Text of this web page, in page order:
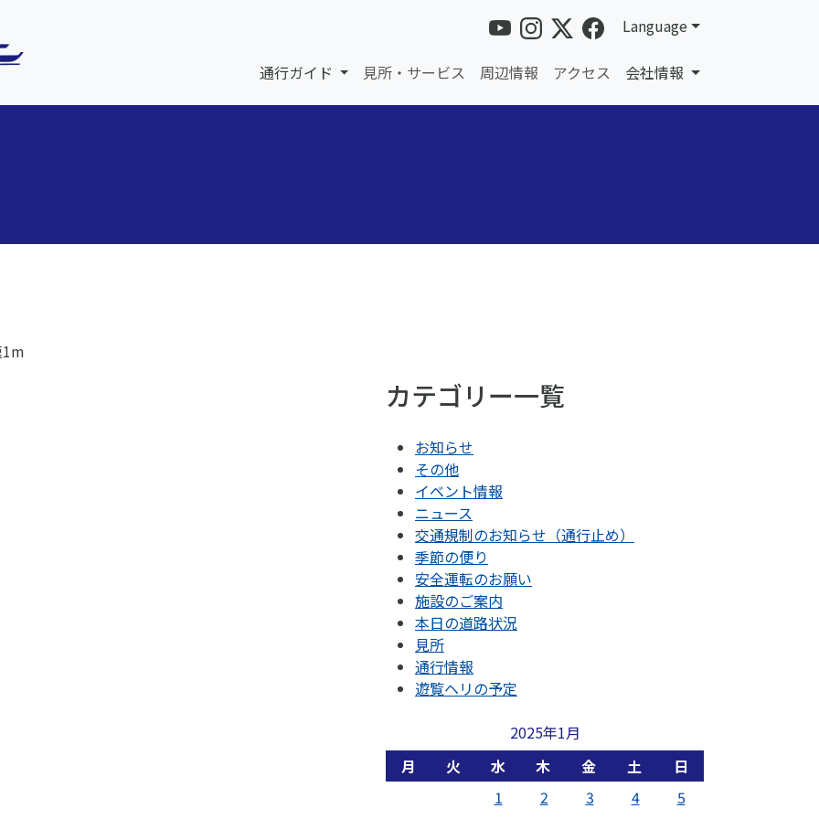
Language
通行ガイド 見所・サービス 周辺情報 アクセス 会社情報
カテゴリー一覧
お知らせ
その他
イベント情報
ニュース
交通規制のお知らせ（通行止め）
季節の便り
安全運転のお願い
施設のご案内
本日の道路状況
見所
通行情報
遊覧ヘリの予定
2025年1月
月
火 水 木 金 土
日
1
2 3 4
5